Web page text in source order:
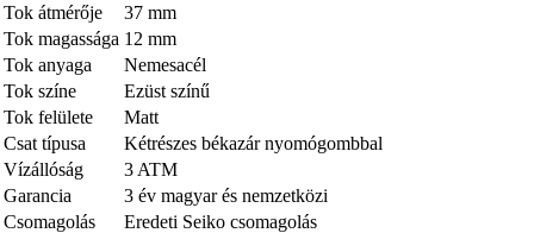
Tok átmérője
37 mm
Tok magassága 12 mm
Tok anyaga
Nemesacél
Tok színe
Ezüst színű
Tok felülete
Matt
Csat típusa
Kétrészes békazár nyomógombbal
Vízállóság
3 ATM
Garancia
3 év magyar és nemzetközi
Csomagolás
Eredeti Seiko csomagolás